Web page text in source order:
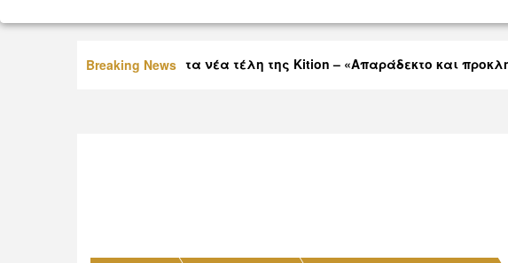
Breaking News
Οργή Βύρα για τα νέα τέλη της Kition – «Απαράδεκτο και